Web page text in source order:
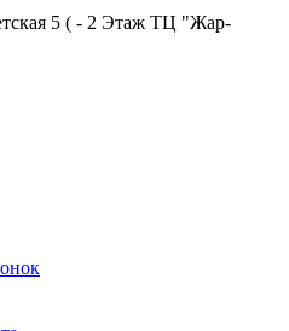
5 ( - 2 Этаж ТЦ "Жар-